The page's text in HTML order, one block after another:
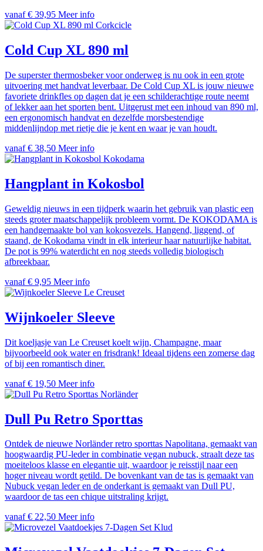
vanaf € 39,95 Meer info
Corkcicle
Cold Cup XL 890 ml
De superster thermosbeker voor onderweg is nu ook in een grote
uitvoering met handvat leverbaar. De Cold Cup XL is jouw nieuwe
favoriete drinkfles op dagen dat je een schilderachtige route neemt
of lekker aan het sporten bent. Uitgerust met een inhoud van 890 ml,
een ergonomisch handvat en dezelfde morsbestendige
middenlijndop met rietje die je kent en waar je van houdt.
vanaf € 38,50 Meer info
Kokodama
Hangplant in Kokosbol
Geweldig nieuws in een tijdperk waarin het gebruik van plastic een
steeds groter maatschappelijk probleem vormt. De KOKODAMA is
een handgemaakte bol van kokosvezels. Hangend, liggend, of
staand, de Kokodama vindt in elk interieur haar natuurlijke habitat.
De pot is 99% waterdicht en nog steeds volledig biologisch
afbreekbaar.
vanaf € 9,95 Meer info
Le Creuset
Wijnkoeler Sleeve
Dit koeljasje van Le Creuset koelt wijn, Champagne, maar
bijvoorbeeld ook water en frisdrank! Ideaal tijdens een zomerse dag
of bij een romantisch diner.
vanaf € 19,50 Meer info
Norländer
Dull Pu Retro Sporttas
Ontdek de nieuwe Norländer retro sporttas Napolitana, gemaakt van
hoogwaardig PU-leder in combinatie vegan nubuck, straalt deze tas
moeiteloos klasse en elegantie uit, waardoor je reisstijl naar een
hoger niveau wordt getild. De bovenkant van de tas is gemaakt van
Nubuck vegan leder en de onderkant is gemaakt van Dull PU,
waardoor de tas een chique uitstraling krijgt.
vanaf € 22,50 Meer info
Klud